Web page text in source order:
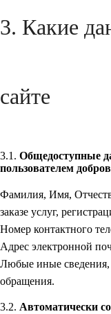
3. Какие
сайте
3.1. Общедоступные
пользователем
Фамилия, Имя,
заказе услуг,
Номер контактного
Адрес электронной
Любые иные сведения,
обращения.
3.2. Автоматически